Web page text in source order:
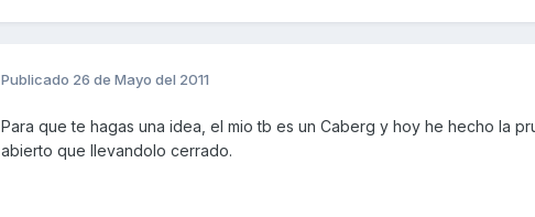
Publicado 26 de Mayo del 2011
Para que te hagas una idea, el mio tb es un Caberg y hoy he hecho la
abierto que llevandolo cerrado.